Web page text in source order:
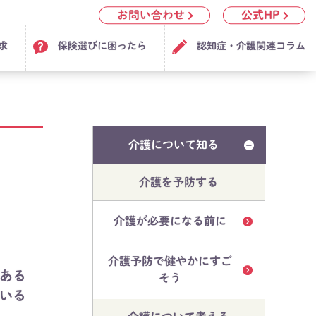
お問い合わせ 公式HP
保険選びに困ったら 認知症・介護関連コラム
る
る
介護について知る
介護を予防する
介護が必要になる前に
介護予防で健やかにすご
そう